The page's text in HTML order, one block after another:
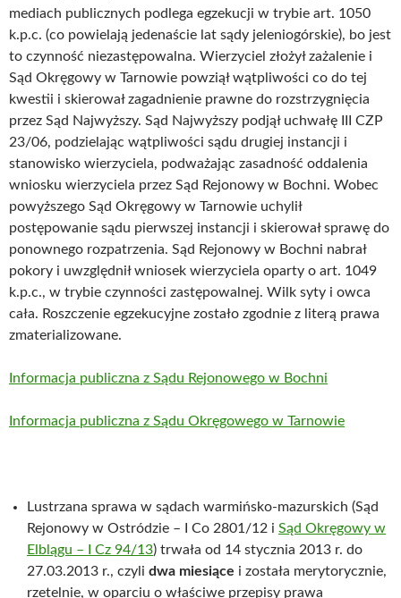
mediach publicznych podlega egzekucji w trybie art. 1050
k.p.c. (co powielają jedenaście lat sądy jeleniogórskie), bo jest
to czynność niezastępowalna. Wierzyciel złożył zażalenie i
Sąd Okręgowy w Tarnowie powziął wątpliwości co do tej
kwestii i skierował zagadnienie prawne do rozstrzygnięcia
przez Sąd Najwyższy. Sąd Najwyższy podjął uchwałę III CZP
23/06, podzielając wątpliwości sądu drugiej instancji i
stanowisko wierzyciela, podważając zasadność oddalenia
wniosku wierzyciela przez Sąd Rejonowy w Bochni. Wobec
powyższego Sąd Okręgowy w Tarnowie uchylił
postępowanie sądu pierwszej instancji i skierował sprawę do
ponownego rozpatrzenia. Sąd Rejonowy w Bochni nabrał
pokory i uwzględnił wniosek wierzyciela oparty o art. 1049
k.p.c., w trybie czynności zastępowalnej. Wilk syty i owca
cała. Roszczenie egzekucyjne zostało zgodnie z literą prawa
zmaterializowane.
Informacja publiczna z Sądu Rejonowego w Bochni
Informacja publiczna z Sądu Okręgowego w Tarnowie
Lustrzana sprawa w sądach warmińsko-mazurskich (Sąd
Rejonowy w Ostródzie – I Co 2801/12 i Sąd Okręgowy w
Elblągu – I Cz 94/13) trwała od 14 stycznia 2013 r. do
27.03.2013 r., czyli dwa miesiące i została merytorycznie,
rzetelnie, w oparciu o właściwe przepisy prawa